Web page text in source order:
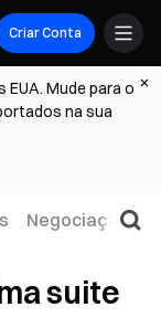
Criar Conta
Mude para o
na sua
Negociação
suite